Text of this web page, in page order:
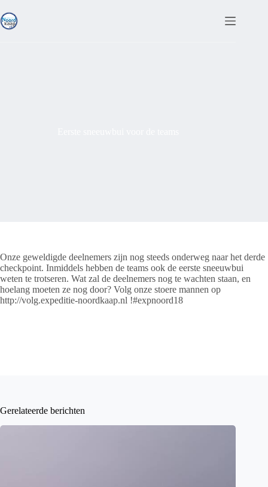
naar
de
Onze geweldigde deelnemers zijn nog steeds onderweg naar het derde
checkpoint. Inmiddels hebben de teams ook de eerste sneeuwbui
weten te trotseren. Wat zal de deelnemers nog te wachten staan, en
hoelang moeten ze nog door? Volg onze stoere mannen op
http://volg.expeditie-noordkaap.nl !#expnoord18
Gerelateerde berichten